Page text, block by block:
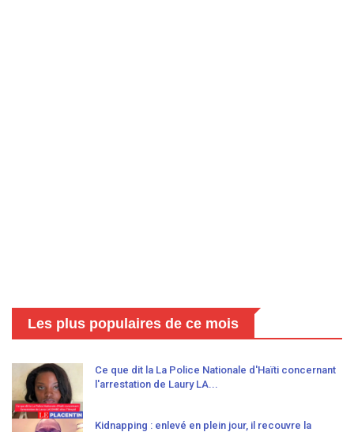
Les plus populaires de ce mois
Ce que dit la La Police Nationale d'Haïti concernant
l'arrestation de Laury LA...
Kidnapping : enlevé en plein jour, il recouvre la